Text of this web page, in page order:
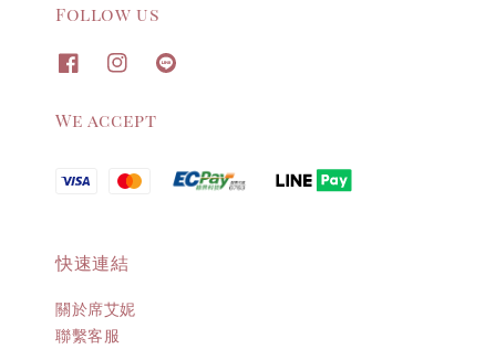
Follow us
We accept
快速連結
關於席艾妮
聯繫客服